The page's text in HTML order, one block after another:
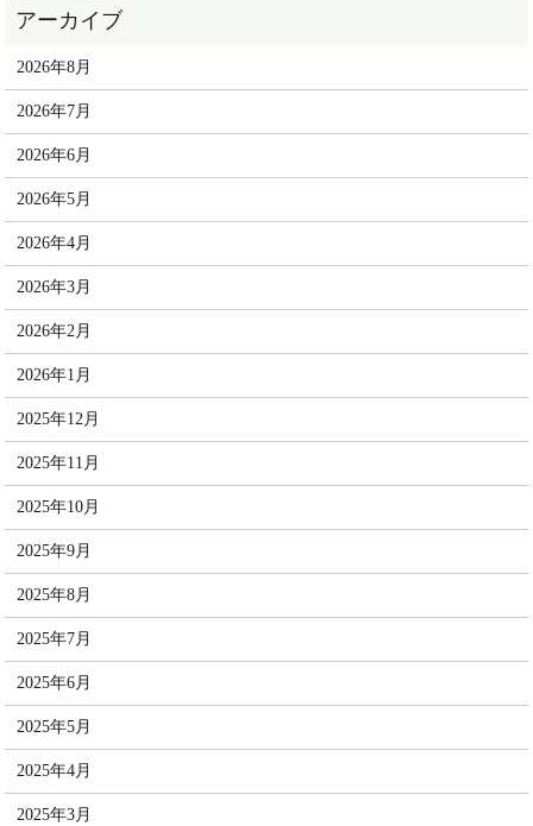
2026年8月
2026年7月
2026年6月
2026年5月
2026年4月
2026年3月
2026年2月
2026年1月
2025年12月
2025年11月
2025年10月
2025年9月
2025年8月
2025年7月
2025年6月
2025年5月
2025年4月
2025年3月